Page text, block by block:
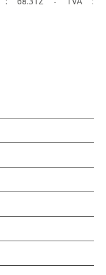
la commune du
facilement dans
très agréable.
( le trajet vaut le
hâte de revenir !!